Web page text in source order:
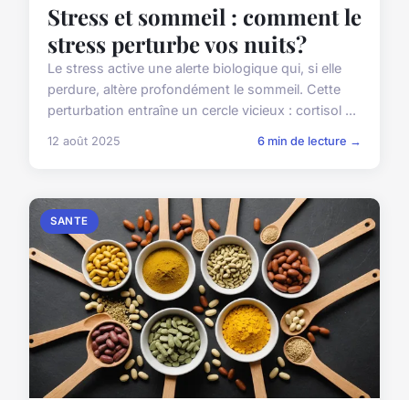
Stress et sommeil : comment le
stress perturbe vos nuits?
Le stress active une alerte biologique qui, si elle
perdure, altère profondément le sommeil. Cette
perturbation entraîne un cercle vicieux : cortisol ...
12 août 2025 6 min de lecture →
SANTE